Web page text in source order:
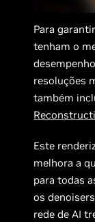
Para
tenham o
resoluções
também
Este
melhora a
para todas
os
rede de AI